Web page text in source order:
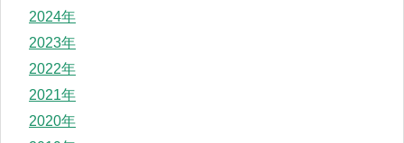
2024年
2023年
2022年
2021年
2020年